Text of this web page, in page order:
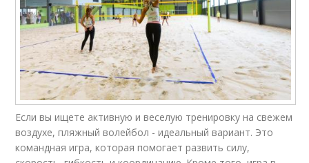
Если вы ищете активную и веселую тренировку на свежем
воздухе, пляжный волейбол - идеальный вариант. Это
командная игра, которая помогает развить силу,